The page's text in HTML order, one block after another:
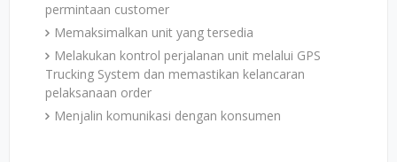
permintaan customer
Memaksimalkan unit yang tersedia
Melakukan kontrol perjalanan unit melalui GPS
Trucking System dan memastikan kelancaran
pelaksanaan order
Menjalin komunikasi dengan konsumen